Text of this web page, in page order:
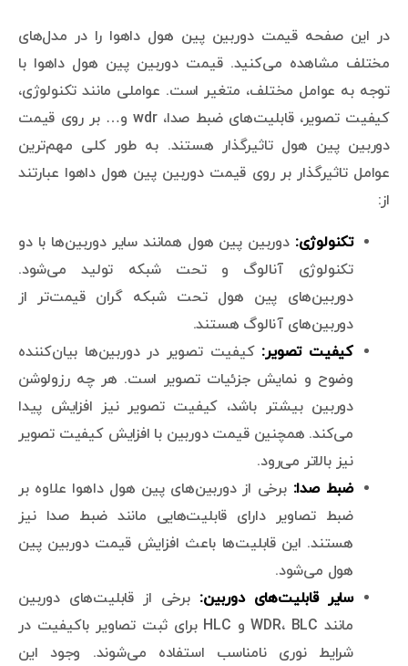
در این صفحه قیمت دوربین پین هول داهوا را در مدل‌های
مختلف مشاهده می‌کنید. قیمت دوربین پین هول داهوا با
توجه به عوامل مختلف، متغیر است. عواملی مانند تکنولوژی،
کیفیت تصویر، قابلیت‌های ضبط صدا، wdr و… بر روی قیمت
دوربین پین هول تاثیرگذار هستند. به طور کلی مهم‌ترین
عوامل تاثیرگذار بر روی قیمت دوربین پین هول داهوا عبارتند
از:
تکنولوژی: دوربین پین هول همانند سایر دوربین‌ها با دو
تکنولوژی آنالوگ و تحت شبکه تولید می‌شود.
دوربین‌های پین هول تحت شبکه گران قیمت‌تر از
دوربین‌های آنالوگ هستند.
کیفیت تصویر: کیفیت تصویر در دوربین‌ها بیان‌کننده
وضوح و نمایش جزئیات تصویر است. هر چه رزولوشن
دوربین بیشتر باشد، کیفیت تصویر نیز افزایش پیدا
می‌کند. همچنین قیمت دوربین با افزایش کیفیت تصویر
نیز بالاتر می‌رود.
ضبط صدا: برخی از دوربین‌های پین هول داهوا علاوه بر
ضبط تصاویر دارای قابلیت‌هایی مانند ضبط صدا نیز
هستند. این قابلیت‌ها باعث افزایش قیمت دوربین پین
هول می‌شود.
سایر قابلیت‌های دوربین: برخی از قابلیت‌های دوربین
مانند WDR، BLC و HLC برای ثبت تصاویر باکیفیت در
شرایط نوری نامناسب استفاده می‌شوند. وجود این